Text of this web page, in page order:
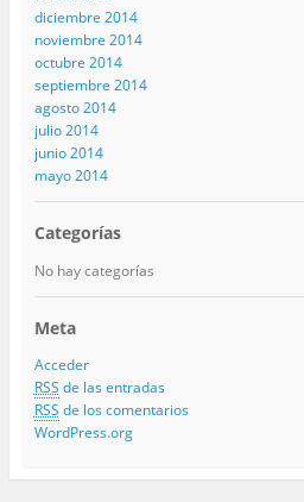
diciembre 2014
noviembre 2014
octubre 2014
septiembre 2014
agosto 2014
julio 2014
junio 2014
mayo 2014
Categorías
No hay categorías
Meta
Acceder
RSS de las entradas
RSS de los comentarios
WordPress.org